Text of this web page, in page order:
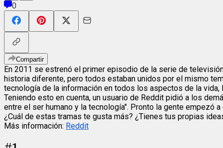
0
Compartir
En 2011 se estrenó el primer episodio de la serie de
historia diferente, pero todos estaban unidos por el mismo
tecnología de la información en todos los aspectos de la vida,
Teniendo esto en cuenta, un usuario de Reddit pidió a los
entre el ser humano y la tecnología". Pronto la gente empezó
¿Cuál de estas tramas te gusta más? ¿Tienes tus propias
Más información: Reddit